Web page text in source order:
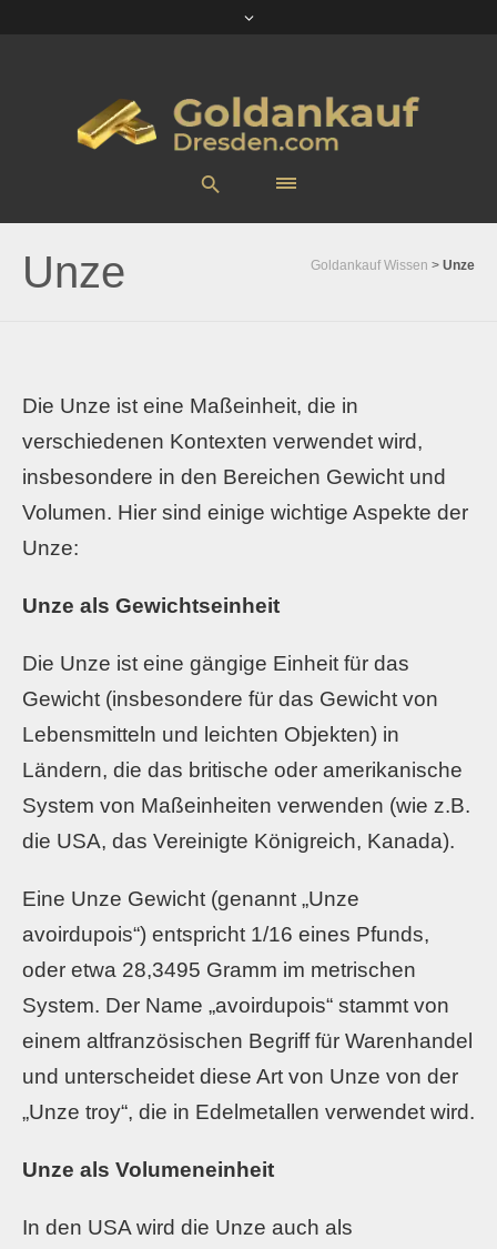
Unze Goldankauf Wissen > Unze
Die Unze ist eine Maßeinheit, die in
verschiedenen Kontexten verwendet wird,
insbesondere in den Bereichen Gewicht und
Volumen. Hier sind einige wichtige Aspekte der
Unze:
Unze als Gewichtseinheit
Die Unze ist eine gängige Einheit für das
Gewicht (insbesondere für das Gewicht von
Lebensmitteln und leichten Objekten) in
Ländern, die das britische oder amerikanische
System von Maßeinheiten verwenden (wie z.B.
die USA, das Vereinigte Königreich, Kanada).
Eine Unze Gewicht (genannt „Unze
avoirdupois“) entspricht 1/16 eines Pfunds,
oder etwa 28,3495 Gramm im metrischen
System. Der Name „avoirdupois“ stammt von
einem altfranzösischen Begriff für Warenhandel
und unterscheidet diese Art von Unze von der
„Unze troy“, die in Edelmetallen verwendet wird.
Unze als Volumeneinheit
In den USA wird die Unze auch als